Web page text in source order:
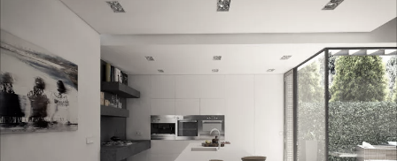
dom na wąskiej działce